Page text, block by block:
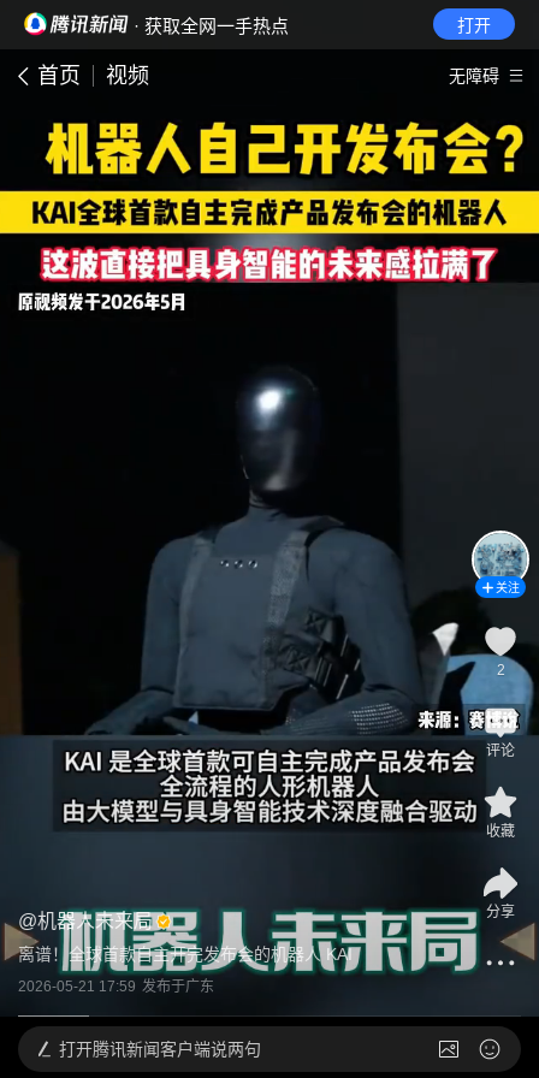
· 获取全网一手热点 打开
首页 视频 无障碍
@机器人未来局
离谱！全球首款自主开完发布会的机器人 KAI
2026-05-21 17:59 发布于广东
关注
2
评论
收藏
分享
打开腾讯新闻客户端说两句